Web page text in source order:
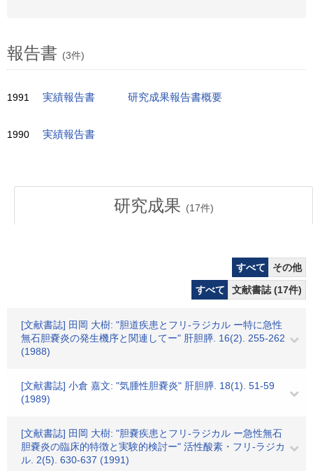
報告書 (3件)
1991 実績報告書 研究成果報告書概要
1990 実績報告書
研究成果 (17件)
すべて
その他
すべて
文献書誌 (17件)
[文献書誌] 田岡 大樹: "胆道疾患とフリ-ラジカル ー特に急性
無石胆嚢炎の発生機序と関連してー" 肝胆膵. 16(2). 255-262
(1988)
[文献書誌] 小倉 嘉文: "気腫性胆嚢炎" 肝胆膵. 18(1). 51-59
(1989)
[文献書誌] 田岡 大樹: "胆嚢疾患とフリ-ラジカル ー急性無石
胆嚢炎の臨床的特徴と実験的検討ー" 活性酸素・フリ-ラジカ
ル. 2(5). 630-637 (1991)